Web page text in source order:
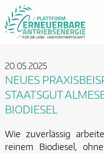
20.05.2025
NEUES
STAATSGUT
BIODIESEL
Wie zuverlässig
reinem Biodiesel,